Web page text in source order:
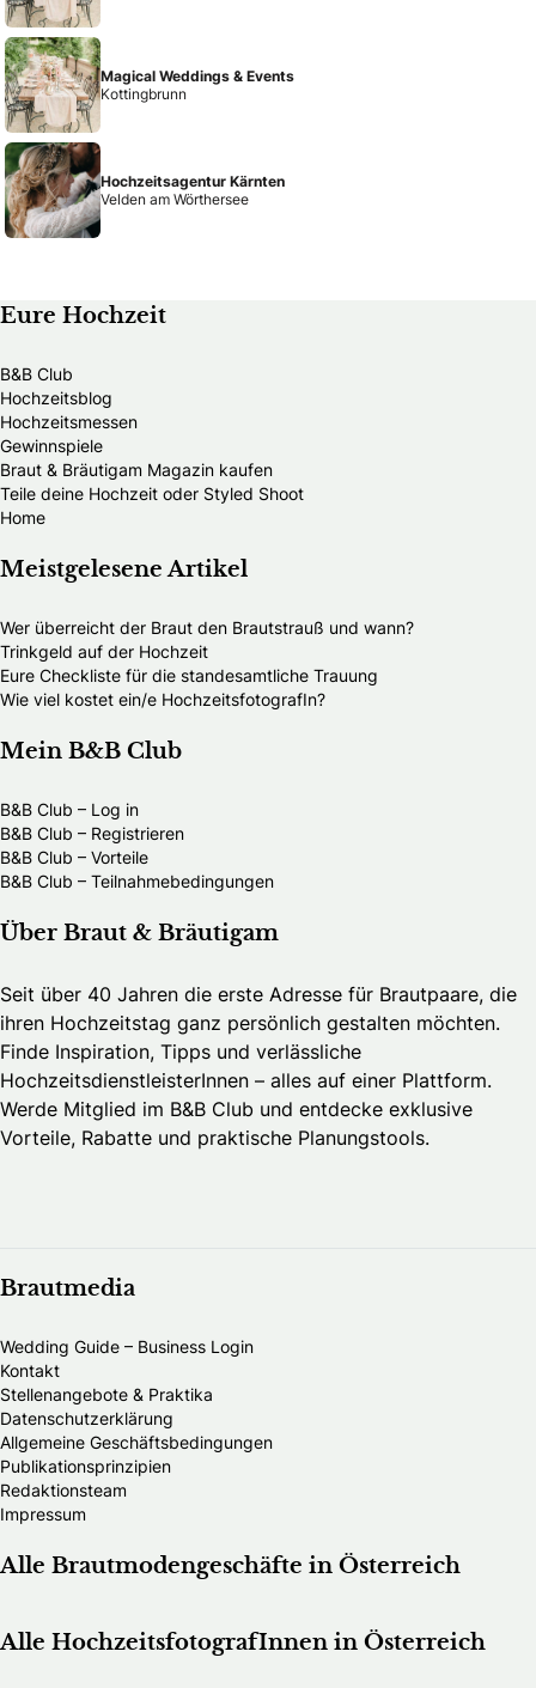
Magical Weddings & Events
Kottingbrunn
Hochzeitsagentur Kärnten
Velden am Wörthersee
Eure Hochzeit
B&B Club
Hochzeitsblog
Hochzeitsmessen
Gewinnspiele
Braut & Bräutigam Magazin kaufen
Teile deine Hochzeit oder Styled Shoot
Home
Meistgelesene Artikel
Wer überreicht der Braut den Brautstrauß und wann?
Trinkgeld auf der Hochzeit
Eure Checkliste für die standesamtliche Trauung
Wie viel kostet ein/e HochzeitsfotografIn?
Mein B&B Club
B&B Club – Log in
B&B Club – Registrieren
B&B Club – Vorteile
B&B Club – Teilnahmebedingungen
Über Braut & Bräutigam
Seit über 40 Jahren die erste Adresse für Brautpaare, die
ihren Hochzeitstag ganz persönlich gestalten möchten.
Finde Inspiration, Tipps und verlässliche
HochzeitsdienstleisterInnen – alles auf einer Plattform.
Werde Mitglied im B&B Club und entdecke exklusive
Vorteile, Rabatte und praktische Planungstools.
Brautmedia
Wedding Guide – Business Login
Kontakt
Stellenangebote & Praktika
Datenschutzerklärung
Allgemeine Geschäftsbedingungen
Publikationsprinzipien
Redaktionsteam
Impressum
Alle Brautmodengeschäfte in Österreich
Alle HochzeitsfotografInnen in Österreich